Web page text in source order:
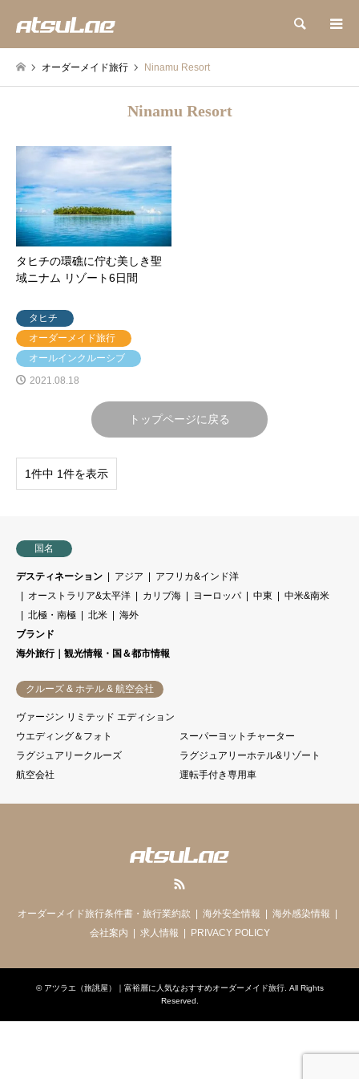
検索
オーダーメイド旅行 Ninamu Resort
Ninamu Resort
タヒチの環礁に佇む美しき聖
域ニナム リゾート6日間
タヒチ
オーダーメイド旅行
オールインクルーシブ
2021.08.18
トップページに戻る
1件中 1件を表示
国名
デスティネーション アジア
アフリカ&インド洋
オーストラリア&太平洋
カリブ海 ヨーロッパ 中東
中米&南米
北極・南極
北米
海外
ブランド
海外旅行｜観光情報・国＆都市情報
クルーズ & ホテル & 航空会社
ヴァージン リミテッド エディション
ウエディング＆フォト
スーパーヨットチャーター
ラグジュアリークルーズ
ラグジュアリーホテル&リゾート
航空会社
運転手付き専用車
オーダーメイド旅行条件書・旅行業約款 海外安全情報
海外感染情報
会社案内
求人情報 PRIVACY POLICY
© アツラエ（旅誂屋）｜富裕層に人気なおすすめオーダーメイド旅行. All Rights
Reserved.